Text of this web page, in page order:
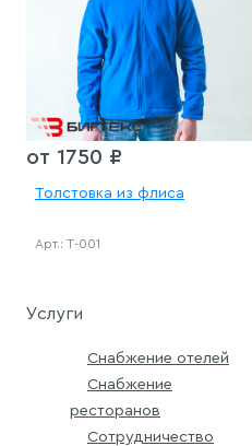
от 1750 ₽
Толстовка из флиса
Арт.: Т-001
Услуги
Снабжение отелей
Снабжение
ресторанов
Сотрудничество